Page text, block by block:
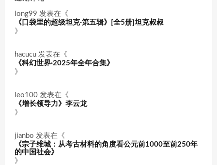
long99 发表在《
《口袋里的超级坦克·第五辑》[全5册]坦克叔叔
》
hacucu 发表在《
《科幻世界·2025年全年合集》
》
leo100 发表在《
《增长领导力》李云龙
》
jianbo 发表在《
《宗子维城：从考古材料的角度看公元前1000至前250年
的中国社会》
》